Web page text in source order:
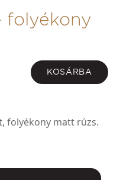
folyékony
KOSÁRBA
folyékony matt rúzs.